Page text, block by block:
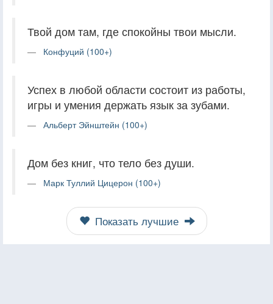
Твой дом там, где спокойны твои мысли.
Конфуций (100+)
Успех в любой области состоит из работы,
игры и умения держать язык за зубами.
Альберт Эйнштейн (100+)
Дом без книг, что тело без души.
Марк Туллий Цицерон (100+)
Показать лучшие